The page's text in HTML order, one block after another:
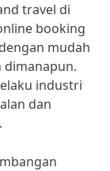
travel di
booking
mudah
dimanapun.
industri
dan